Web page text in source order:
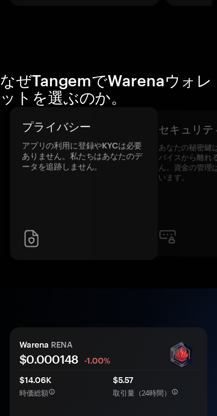
なぜTangemでWarenaウォレ
ットを選ぶのか。
プライバシー
アプリの利用に登録やKYCは必要
ありません。私たちはあなたのデ
ータを追跡しません。
セキュリテ
あなたの秘密鍵
バイスから離れ
ん。資金の管理
います。
Warena RENA
$0.000148
-1.00%
$14.06K
時価総額
$5.57
取引量（24時間）